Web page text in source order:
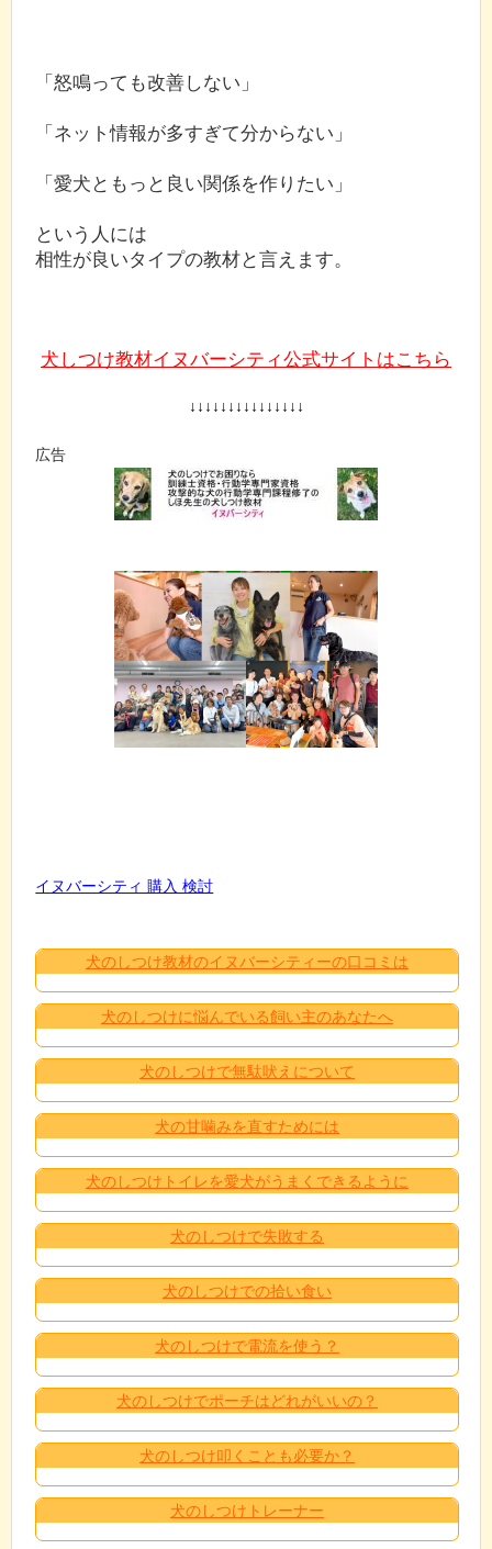
「怒鳴っても改善しない」
「ネット情報が多すぎて分からない」
「愛犬ともっと良い関係を作りたい」
という人には
相性が良いタイプの教材と言えます。
犬しつけ教材イヌバーシティ公式サイトはこちら
↓↓↓↓↓↓↓↓↓↓↓↓↓↓↓
広告
イヌバーシティ 購入 検討
犬のしつけ教材のイヌバーシティーの口コミは
犬のしつけに悩んでいる飼い主のあなたへ
犬のしつけで無駄吠えについて
犬の甘噛みを直すためには
犬のしつけトイレを愛犬がうまくできるように
犬のしつけで失敗する
犬のしつけでの拾い食い
犬のしつけで電流を使う？
犬のしつけでポーチはどれがいいの？
犬のしつけ叩くことも必要か？
犬のしつけトレーナー